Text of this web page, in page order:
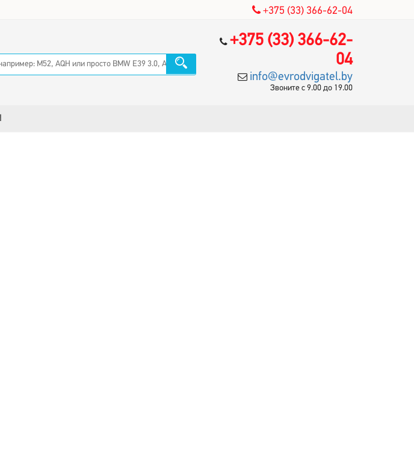
+375 (33) 366-62-04
+375 (33) 366-62-
04
info@evrodvigatel.by
Звоните с 9.00 до 19.00